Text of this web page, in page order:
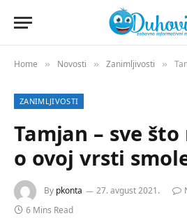
Home » Novosti » Zanimljivosti »
ZANIMLJIVOSTI
Tamjan – sve
o ovoj vrsti
By pkonta 27. avgust 2021.
6 Mins Read